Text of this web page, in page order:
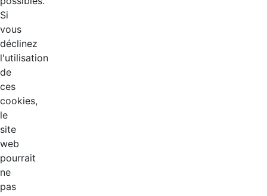
Si
vous
déclinez
l'utilisation
de
ces
cookies,
le
site
web
pourrait
ne
pas